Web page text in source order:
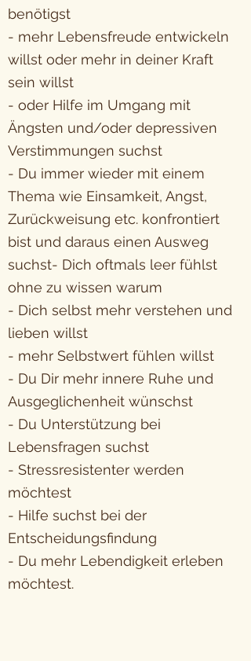
benötigst
- mehr Lebensfreude entwickeln
willst oder mehr in deiner Kraft
sein willst
- oder Hilfe im Umgang mit
Ängsten und/oder depressiven
Verstimmungen suchst
- Du immer wieder mit einem
Thema wie Einsamkeit, Angst,
Zurückweisung etc. konfrontiert
bist und daraus einen Ausweg
suchst- Dich oftmals leer fühlst
ohne zu wissen warum
- Dich selbst mehr verstehen und
lieben willst
- mehr Selbstwert fühlen willst
- Du Dir mehr innere Ruhe und
Ausgeglichenheit wünschst
- Du Unterstützung bei
Lebensfragen suchst
- Stressresistenter werden
möchtest
- Hilfe suchst bei der
Entscheidungsfindung
- Du mehr Lebendigkeit erleben
möchtest.